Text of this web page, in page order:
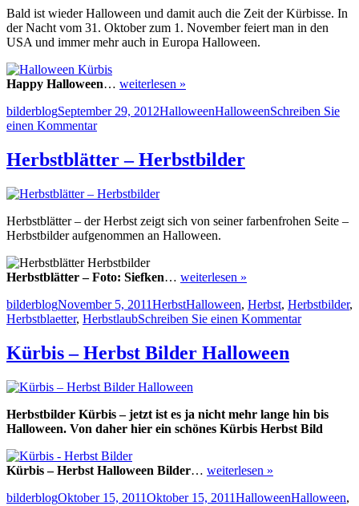
Bald ist wieder Halloween und damit auch die Zeit der Kürbisse. In
der Nacht vom 31. Oktober zum 1. November feiert man in den
USA und immer mehr auch in Europa Halloween.
Happy Halloween… weiterlesen »
Autor
bilderblogVeröffentlicht
am
September 29, 2012Kategorien
HalloweenSchlagwörter
HalloweenSchreiben Sie
einen Kommentarzu
Halloween
Herbstblätter – Herbstbilder
Herbstblätter – der Herbst zeigt sich von seiner farbenfrohen Seite –
Herbstbilder aufgenommen an Halloween.
Herbstblätter – Foto: Siefken… weiterlesen »
Autor
bilderblogVeröffentlicht
am
November 5, 2011Kategorien
HerbstSchlagwörter
Halloween, Herbst, Herbstbilder,
Herbstblaetter, HerbstlaubSchreiben Sie einen Kommentarzu
Kürbis – Herbst Bilder Halloween
Herbstbilder Kürbis – jetzt ist es ja nicht mehr lange hin bis
Halloween. Von daher hier ein schönes Kürbis Herbst Bild
Kürbis – Herbst Halloween Bilder… weiterlesen »
Autor
bilderblogVeröffentlicht
Oktober 15, 2011Oktober 15, 2011Kategorien
HalloweenSchlagwörter
Halloween,